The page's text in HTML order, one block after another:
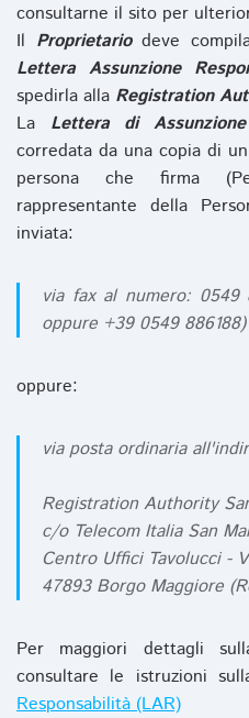
consultarne il sito per
Il Proprietariodeve
Lettera Assunzione
spedirla alla Registration
La Lettera di
corredata da una copia di
persona che firma
rappresentante della
inviata:
via fax al numero: 0549
oppure +39 0549 886188)
oppure:
via posta ordinaria
Registration Authority
c/o Telecom Italia San
Centro Uffici Tavolucci -
47893 Borgo Maggiore
Per maggiori dettagli
consultare le istruzioni
Responsabilità (LAR)